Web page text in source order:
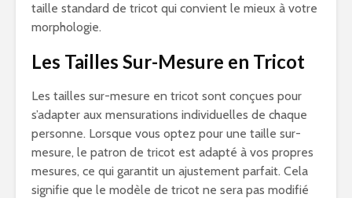
taille standard de tricot qui convient le mieux à votre
morphologie.
Les Tailles Sur-Mesure en Tricot
Les tailles sur-mesure en tricot sont conçues pour
s’adapter aux mensurations individuelles de chaque
personne. Lorsque vous optez pour une taille sur-
mesure, le patron de tricot est adapté à vos propres
mesures, ce qui garantit un ajustement parfait. Cela
signifie que le modèle de tricot ne sera pas modifié